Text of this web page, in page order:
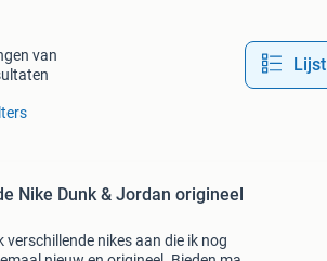
van
Lijst
Nike Dunk & Jordan origineel
verschillende nikes aan die ik nog